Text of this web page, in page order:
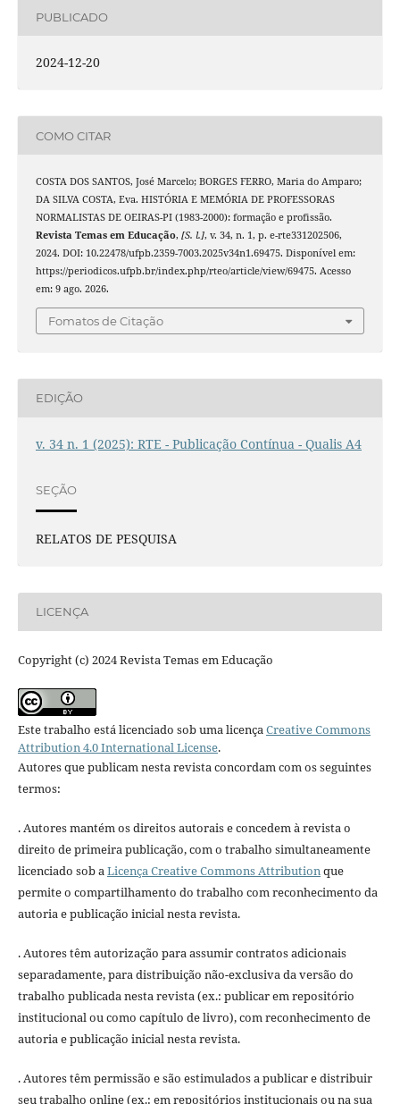
PUBLICADO
2024-12-20
COMO CITAR
COSTA DOS SANTOS, José Marcelo; BORGES FERRO, Maria do Amparo;
DA SILVA COSTA, Eva. HISTÓRIA E MEMÓRIA DE PROFESSORAS
NORMALISTAS DE OEIRAS-PI (1983-2000): formação e profissão.
Revista Temas em Educação, [S. l.], v. 34, n. 1, p. e-rte331202506,
2024. DOI: 10.22478/ufpb.2359-7003.2025v34n1.69475. Disponível em:
https://periodicos.ufpb.br/index.php/rteo/article/view/69475. Acesso
em: 9 ago. 2026.
Fomatos de Citação
EDIÇÃO
v. 34 n. 1 (2025): RTE - Publicação Contínua - Qualis A4
SEÇÃO
RELATOS DE PESQUISA
LICENÇA
Copyright (c) 2024 Revista Temas em Educação
Este trabalho está licenciado sob uma licençaCreative Commons
Attribution 4.0 International License.
Autores que publicam nesta revista concordam com os seguintes
termos:
. Autores mantém os direitos autorais e concedem à revista o
direito de primeira publicação, com o trabalho simultaneamente
licenciado sob aLicença Creative Commons Attributionque
permite o compartilhamento do trabalho com reconhecimento da
autoria e publicação inicial nesta revista.
. Autores têm autorização para assumir contratos adicionais
separadamente, para distribuição não-exclusiva da versão do
trabalho publicada nesta revista (ex.: publicar em repositório
institucional ou como capítulo de livro), com reconhecimento de
autoria e publicação inicial nesta revista.
. Autores têm permissão e são estimulados a publicar e distribuir
seu trabalho online (ex.: em repositórios institucionais ou na sua